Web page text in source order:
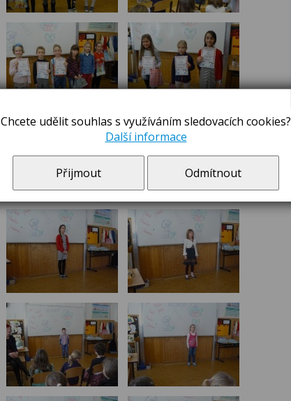
Chcete udělit souhlas s využíváním sledovacích cookies?
Další informace
Přijmout Odmítnout